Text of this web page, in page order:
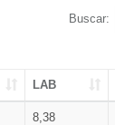
Buscar:
LAB
8,38